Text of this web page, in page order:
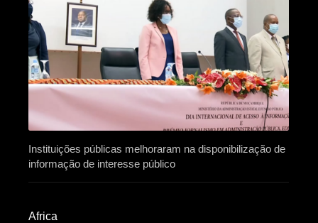
Instituições públicas melhoraram na disponibilização de
informação de interesse público
Africa​